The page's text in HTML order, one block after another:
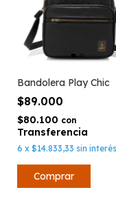
Bandolera Play Chic
$89.000
$80.100 con
6 x $14.833,33 sin interés